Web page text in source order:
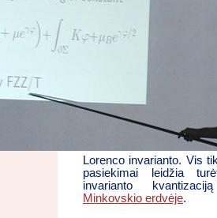
Lorenco invarianto. Vis
pasiekimai leidžia
invarianto
Minkovskio erdvėje.